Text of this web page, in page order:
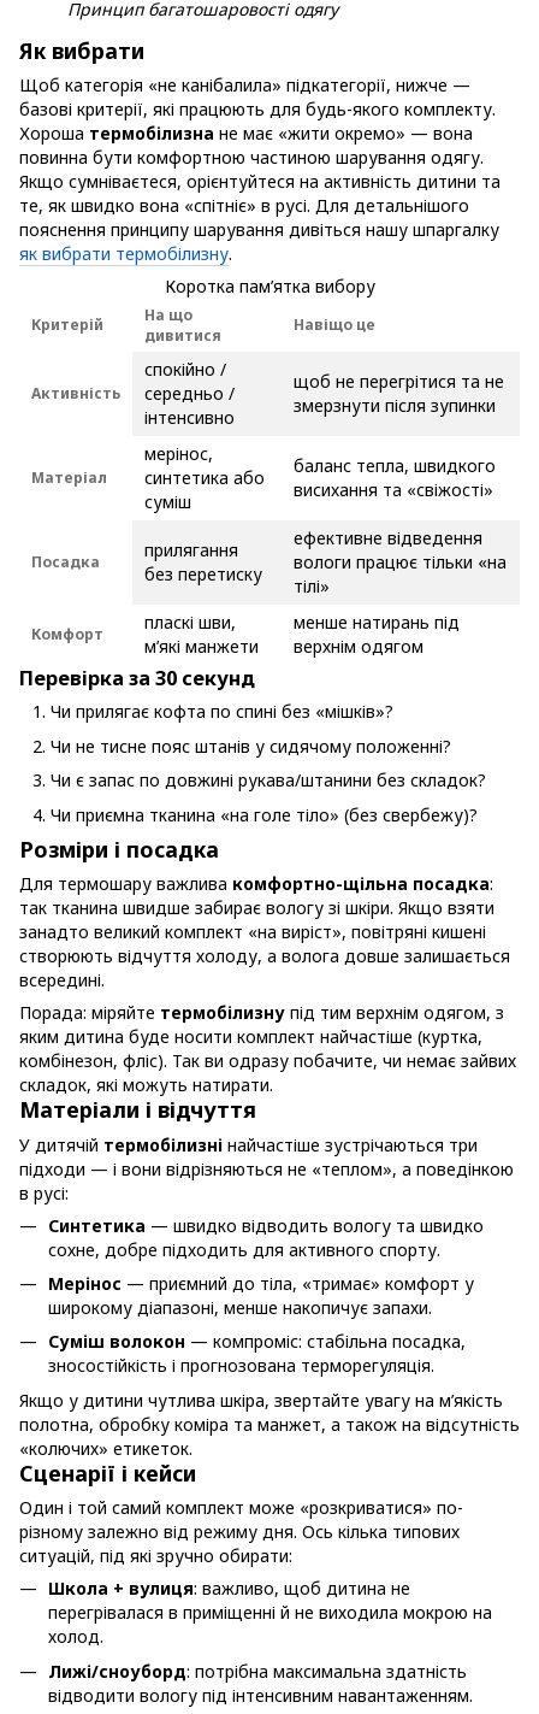
Принцип багатошаровості одягу
Як вибрати
Щоб категорія «не канібалила» підкатегорії, нижче —
базові критерії, які працюють для будь-якого комплекту.
Хороша термобілизна не має «жити окремо» — вона
повинна бути комфортною частиною шарування одягу.
Якщо сумніваєтеся, орієнтуйтеся на активність дитини та
те, як швидко вона «спітніє» в русі. Для детальнішого
пояснення принципу шарування дивіться нашу шпаргалку
як вибрати термобілизну.
Коротка пам’ятка вибору
Критерій
На що
дивитися
Навіщо це
Активність
спокійно /
середньо /
інтенсивно
щоб не перегрітися та не
змерзнути після зупинки
Матеріал
мерінос,
синтетика або
суміш
баланс тепла, швидкого
висихання та «свіжості»
Посадка
прилягання
без перетиску
ефективне відведення
вологи працює тільки «на
тілі»
Комфорт
пласкі шви,
м’які манжети
менше натирань під
верхнім одягом
Перевірка за 30 секунд
Чи прилягає кофта по спині без «мішків»?
Чи не тисне пояс штанів у сидячому положенні?
Чи є запас по довжині рукава/штанини без складок?
Чи приємна тканина «на голе тіло» (без свербежу)?
Розміри і посадка
Для термошару важлива комфортно-щільна посадка:
так тканина швидше забирає вологу зі шкіри. Якщо взяти
занадто великий комплект «на виріст», повітряні кишені
створюють відчуття холоду, а волога довше залишається
всередині.
Порада: міряйте термобілизну під тим верхнім одягом, з
яким дитина буде носити комплект найчастіше (куртка,
комбінезон, фліс). Так ви одразу побачите, чи немає зайвих
складок, які можуть натирати.
Матеріали і відчуття
У дитячій термобілизні найчастіше зустрічаються три
підходи — і вони відрізняються не «теплом», а поведінкою
в русі:
Синтетика — швидко відводить вологу та швидко
сохне, добре підходить для активного спорту.
Мерінос — приємний до тіла, «тримає» комфорт у
широкому діапазоні, менше накопичує запахи.
Суміш волокон — компроміс: стабільна посадка,
зносостійкість і прогнозована терморегуляція.
Якщо у дитини чутлива шкіра, звертайте увагу на м’якість
полотна, обробку коміра та манжет, а також на відсутність
«колючих» етикеток.
Сценарії і кейси
Один і той самий комплект може «розкриватися» по-
різному залежно від режиму дня. Ось кілька типових
ситуацій, під які зручно обирати:
Школа + вулиця: важливо, щоб дитина не
перегрівалася в приміщенні й не виходила мокрою на
холод.
Лижі/сноуборд: потрібна максимальна здатність
відводити вологу під інтенсивним навантаженням.